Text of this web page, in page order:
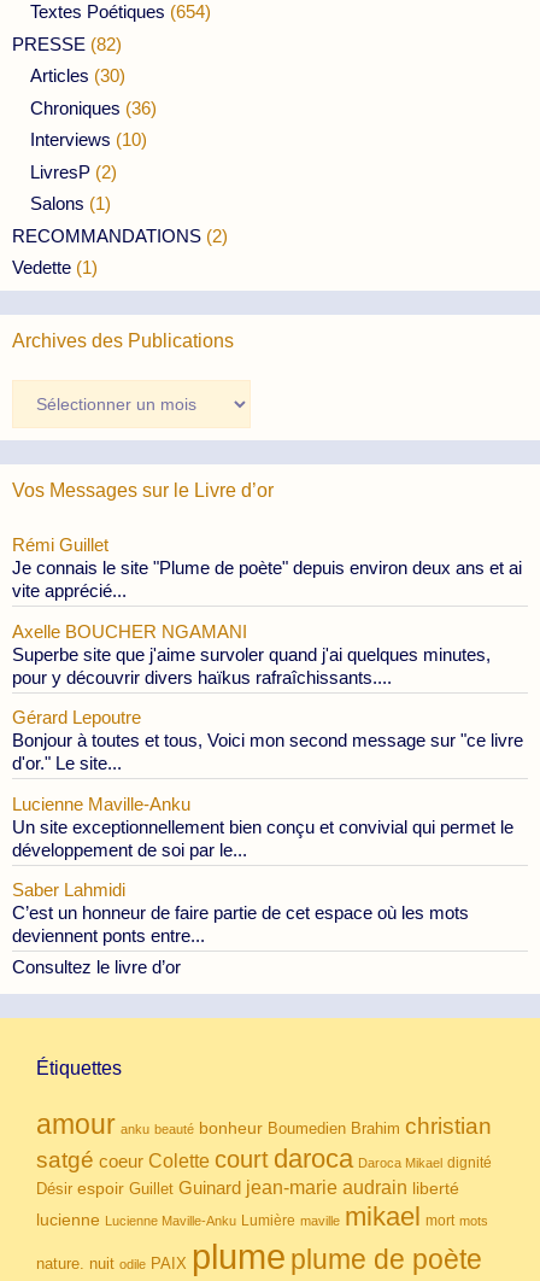
Textes Poétiques (654)
PRESSE (82)
Articles (30)
Chroniques (36)
Interviews (10)
LivresP (2)
Salons (1)
RECOMMANDATIONS (2)
Vedette (1)
Archives des Publications
des
Publications
Vos Messages sur le Livre d’or
Rémi Guillet
Je connais le site "Plume de poète" depuis environ deux ans et ai
vite apprécié...
Axelle BOUCHER NGAMANI
Superbe site que j'aime survoler quand j'ai quelques minutes,
pour y découvrir divers haïkus rafraîchissants....
Gérard Lepoutre
Bonjour à toutes et tous, Voici mon second message sur "ce livre
d'or." Le site...
Lucienne Maville-Anku
Un site exceptionnellement bien conçu et convivial qui permet le
développement de soi par le...
Saber Lahmidi
C’est un honneur de faire partie de cet espace où les mots
deviennent ponts entre...
Consultez le livre d’or
Étiquettes
amour anku beauté bonheur Boumedien Brahim christian
satgé coeur Colette court daroca Daroca Mikael dignité
Désir espoir Guillet Guinard jean-marie audrain liberté
lucienne Lucienne Maville-Anku Lumière maville mikael mort mots
nature. nuit odile PAIX plume plume de poète